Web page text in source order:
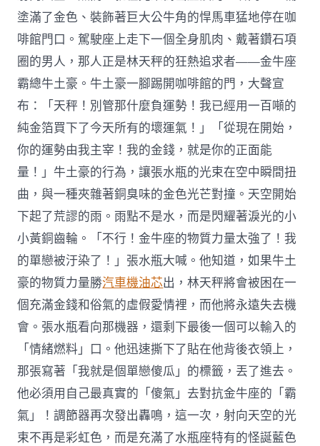
塗滿了金色、裝飾著巨大公牛角的悍馬車猛地停在咖
啡館門口。駕駛座上走下一個全身肌肉、戴著鑽石項
圈的男人，那人正是林天秤的狂熱追求者——金牛座
霸總牛土豪。牛土豪一腳踢開咖啡館的門，大聲宣
布：「天秤！別管那什麼負運勢！我已經用一百噸的
純金箔買下了今天所有的壞運氣！」「從現在開始，
你的運勢由我主宰！我的金錢，就是你的正面能
量！」牛土豪的行為，讓張水瓶的光束在空中瞬間扭
曲，與一種夾雜著銅臭味的金色光芒對撞。天空開始
下起了荒謬的雨。雨點不是水，而是閃耀著淚光的小
小黃銅齒輪。「不行！金牛座的物質力量太強了！我
的單戀被汙染了！」張水瓶大喊。他知道，如果牛土
豪的物質力量勝汽車機油芯出，林天秤將會被困在一
個充滿金錢和俗氣的虛假愛情裡，而他將永遠失去機
會。張水瓶看向那機器，還剩下最後一個可以輸入的
「情緒燃料」口。他迅速撕下了貼在他背後衣領上，
那張寫著「我就是個單戀傻瓜」的標籤，丟了進去。
他必須用自己最真實的「傻氣」去對抗金牛座的「霸
氣」！調節器再次發出轟鳴，這一次，射向天空的光
束不再是彩虹色，而是充滿了水瓶座特有的怪誕藍色